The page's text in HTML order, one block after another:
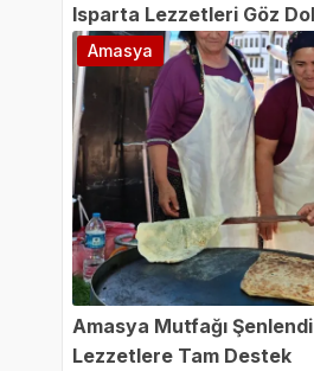
Isparta Lezzetleri Göz
Amasya Mutfağı
Lezzetlere Tam Destek
Amasya